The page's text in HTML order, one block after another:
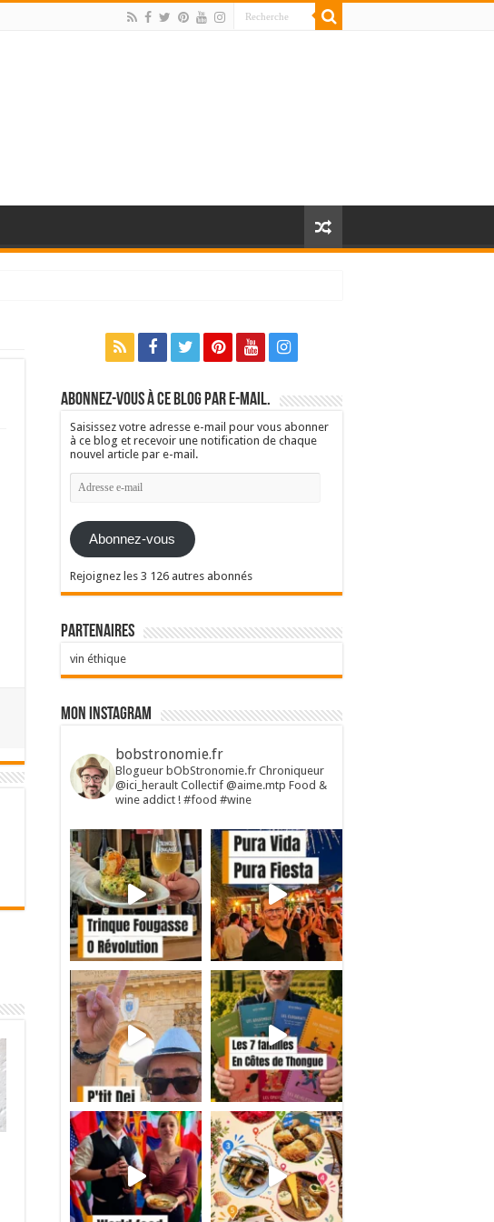
Abonnez-vous à ce blog par e-mail.
Saisissez votre adresse e-mail pour vous abonner
à ce blog et recevoir une notification de chaque
nouvel article par e-mail.
Adresse
e-
Abonnez-vous
Rejoignez les 3 126 autres abonnés
Partenaires
vin éthique
Mon Instagram
bobstronomie.fr
Blogueur bObStronomie.fr Chroniqueur
@ici_herault Collectif @aime.mtp Food &
wine addict ! #food #wine